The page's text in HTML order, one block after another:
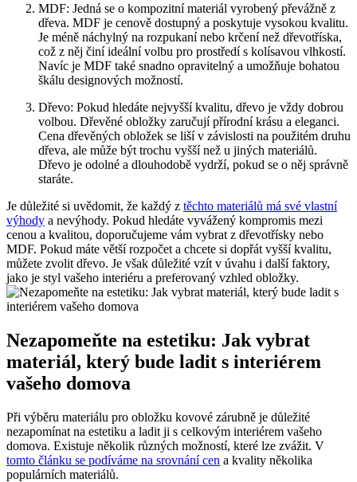
MDF: Jedná se o kompozitní materiál vyrobený převážně z
dřeva. MDF je cenově dostupný a poskytuje vysokou kvalitu.
Je méně náchylný na rozpukaní nebo krčení než dřevotříska,
což z něj činí ideální volbu pro prostředí s kolísavou vlhkostí.
Navíc je MDF také snadno opravitelný a umožňuje bohatou
škálu designových možností.
Dřevo: Pokud hledáte nejvyšší kvalitu, dřevo je vždy dobrou
volbou. Dřevěné obložky zaručují přírodní krásu a eleganci.
Cena dřevěných obložek se liší v závislosti na použitém druhu
dřeva, ale může být trochu vyšší než u jiných materiálů.
Dřevo je odolné a dlouhodobě vydrží, pokud se o něj správně
staráte.
Je důležité si uvědomit, že každý z těchto materiálů má své vlastní
výhody a nevýhody. Pokud hledáte vyvážený kompromis mezi
cenou a kvalitou, doporučujeme vám vybrat z dřevotřísky nebo
MDF. Pokud máte větší rozpočet a chcete si dopřát vyšší kvalitu,
můžete zvolit dřevo. Je však důležité vzít v úvahu i další faktory,
jako je styl vašeho interiéru a preferovaný vzhled obložky.
Nezapomeňte na estetiku: Jak vybrat
materiál, který bude ladit s interiérem
vašeho domova
Při výběru materiálu pro obložku kovové zárubně je důležité
nezapomínat na estetiku a ladit ji s celkovým interiérem vašeho
domova. Existuje několik různých možností, které lze zvážit. V
tomto článku se podíváme na srovnání cen a kvality několika
populárních materiálů.